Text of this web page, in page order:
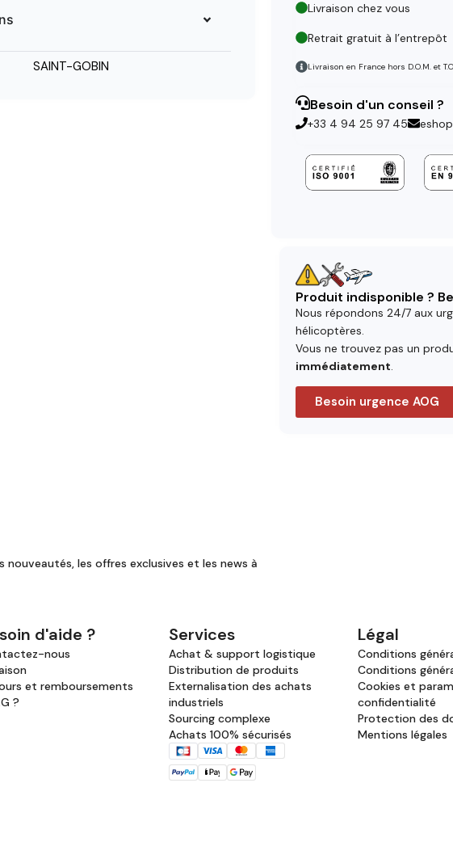
Livraison chez vous
Retrait gratuit à l’entrepôt
Livraison en France hors D.O.M. et
Besoin d'un conseil ?
+33 4 94 25 97 45
Produit indisponible ?
Nous répondons 24/7 aux
hélicoptères.
Vous ne trouvez pas un
immédiatement.
Besoin urgence AOG
SAINT-GOBIN
nouveautés, les offres exclusives et les news à
d'aide ?
nous
et remboursements
?
Services
Achat & support logistique
Distribution de produits
Externalisation des achats
industriels
Sourcing complexe
Achats 100% sécurisés
Légal
Conditions
Conditions
Cookies et
confidentialité
Protection des
Mentions légales